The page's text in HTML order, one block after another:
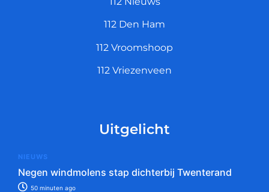
112 Den Ham
112 Vroomshoop
112 Vriezenveen
Uitgelicht
NIEUWS
Negen windmolens stap dichterbij Twenterand
50 minuten ago